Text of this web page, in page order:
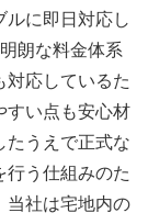
ルに即日対応し
朗な料金体系
対応しているた
すい点も安心材
たうえで正式な
行う仕組みのた
当社は宅地内の